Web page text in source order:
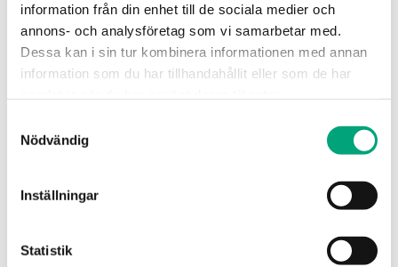
information från din enhet till de sociala medier och
annons- och analysföretag som vi samarbetar med.
Dessa kan i sin tur kombinera informationen med annan
information som du har tillhandahållit eller som de har
Nödvändig
Inställningar
Statistik
2026-02-03
Nytt apparatskåp med tre rader
Regin släpper det nya apparatskåpet CAB-STD28-3R.
Med CAB-STD28-3R uppdaterar vi samtidigt vårt
Förberedd för EXOcompact, Corrigo och Exigo